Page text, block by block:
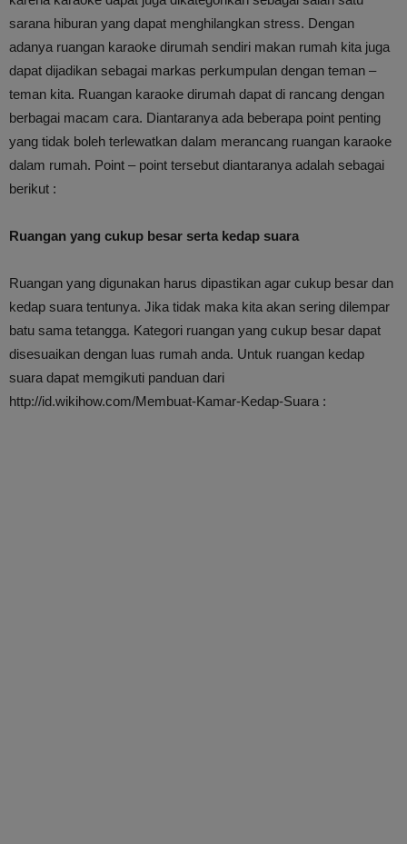
sarana hiburan yang dapat menghilangkan stress. Dengan
adanya ruangan karaoke dirumah sendiri makan rumah kita juga
dapat dijadikan sebagai markas perkumpulan dengan teman –
teman kita. Ruangan karaoke dirumah dapat di rancang dengan
berbagai macam cara. Diantaranya ada beberapa point penting
yang tidak boleh terlewatkan dalam merancang ruangan karaoke
dalam rumah. Point – point tersebut diantaranya adalah sebagai
berikut :
Ruangan yang cukup besar serta kedap suara
Ruangan yang digunakan harus dipastikan agar cukup besar dan
kedap suara tentunya. Jika tidak maka kita akan sering dilempar
batu sama tetangga. Kategori ruangan yang cukup besar dapat
disesuaikan dengan luas rumah anda. Untuk ruangan kedap
suara dapat memgikuti panduan dari
http://id.wikihow.com/Membuat-Kamar-Kedap-Suara :